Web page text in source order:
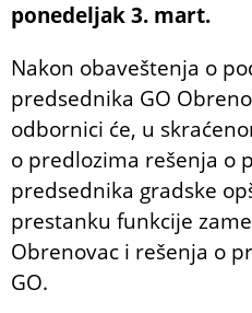
ponedeljak 3. mart.
Nakon obaveštenja o
predsednika GO
odbornici će, u
o predlozima rešenja o
predsednika gradske
prestanku funkcije
Obrenovac i rešenja o
GO.